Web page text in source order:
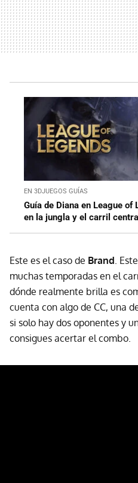
EN 3DJUEGOS GUÍAS
Guía de Diana en League of
en la jungla y el carril central
Este es el caso de Brand .
muchas temporadas en el
dónde realmente brilla es
cuenta con algo de CC, una
si solo hay dos oponentes y
consigues acertar el combo.